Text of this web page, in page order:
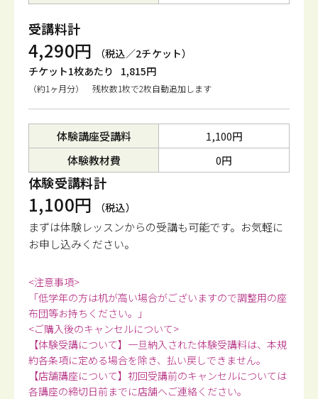
受講料計
4,290円
（税込／2チケット）
チケット1枚あたり
1,815円
（約1ヶ月分） 残枚数1枚で2枚自動追加します
体験講座受講料
1,100円
体験教材費
0円
体験受講料計
1,100円 （税込）
まずは体験レッスンからの受講も可能です。 お気軽に
お申し込みください。
<注意事項>
「低学年の方は机が高い場合がございますので調整用の座
布団等お持ちください。」
<ご購入後のキャンセルについて>
【体験受講について】一旦納入された体験受講料は、本規
約各条項に定める場合を除き、払い戻しできません。
【店舗講座について】初回受講前のキャンセルについては
各講座の締切日前までに店舗へご連絡ください。